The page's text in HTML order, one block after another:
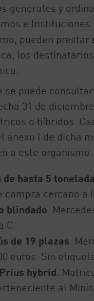
generales y
e Instituciones
pueden prestar
los
se puede
31 de
o híbridos.
anexo I de dicha
a este
de hasta 5
compra cercano a
blindado.
C.
de 19 plazas.
euros. Sin
hybrid.
al